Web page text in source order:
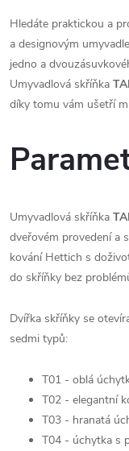
Hledáte praktickou a
a designovým
jedno a
Umyvadlová skříňka
díky tomu vám ušetří
Umyvadlová skříňka
dveřovém provedení a
kování Hettich s
do skříňky bez
Dvířka skříňky se
sedmi typů:
T01 - oblá
T02 - elegantní
T03 - hranatá
T04 - úchytka s